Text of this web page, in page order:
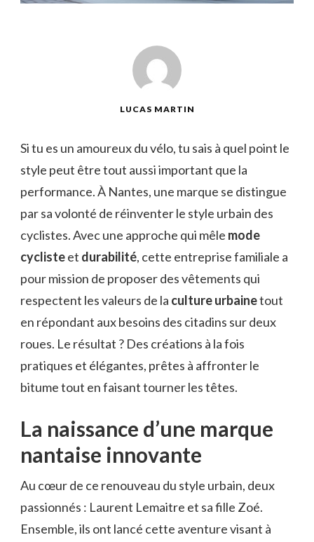
LUCAS MARTIN
Si tu es un amoureux du vélo, tu sais à quel point le
style peut être tout aussi important que la
performance. À Nantes, une marque se distingue
par sa volonté de réinventer le style urbain des
cyclistes. Avec une approche qui mêle mode
cyclisteet durabilité, cette entreprise familiale a
pour mission de proposer des vêtements qui
respectent les valeurs de la culture urbainetout
en répondant aux besoins des citadins sur deux
roues. Le résultat ? Des créations à la fois
pratiques et élégantes, prêtes à affronter le
bitume tout en faisant tourner les têtes.
La naissance d’une marque
nantaise innovante
Au cœur de ce renouveau du style urbain, deux
passionnés : Laurent Lemaitre et sa fille Zoé.
Ensemble, ils ont lancé cette aventure visant à